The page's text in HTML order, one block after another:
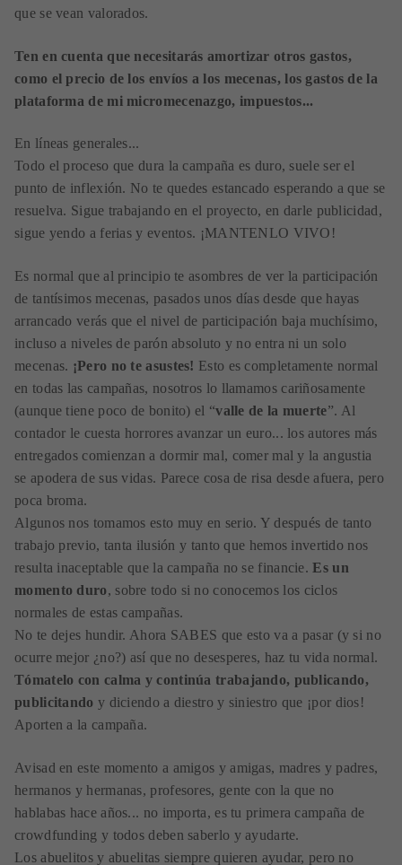
que se vean valorados.
Ten en cuenta que necesitarás amortizar otros gastos,
como el precio de los envíos a los mecenas, los gastos de la
plataforma de mi micromecenazgo, impuestos...
En líneas generales...
Todo el proceso que dura la campaña es duro, suele ser el
punto de inflexión. No te quedes estancado esperando a que se
resuelva. Sigue trabajando en el proyecto, en darle publicidad,
sigue yendo a ferias y eventos. ¡MANTENLO VIVO!
Es normal que al principio te asombres de ver la participación
de tantísimos mecenas, pasados unos días desde que hayas
arrancado verás que el nivel de participación baja muchísimo,
incluso a niveles de parón absoluto y no entra ni un solo
mecenas. ¡Pero no te asustes! Esto es completamente normal
en todas las campañas, nosotros lo llamamos cariñosamente
(aunque tiene poco de bonito) el “valle de la muerte”. Al
contador le cuesta horrores avanzar un euro... los autores más
entregados comienzan a dormir mal, comer mal y la angustia
se apodera de sus vidas. Parece cosa de risa desde afuera, pero
poca broma.
Algunos nos tomamos esto muy en serio. Y después de tanto
trabajo previo, tanta ilusión y tanto que hemos invertido nos
resulta inaceptable que la campaña no se financie.Es un
momento duro, sobre todo si no conocemos los ciclos
normales de estas campañas.
No te dejes hundir. Ahora SABES que esto va a pasar (y si no
ocurre mejor ¿no?) así que no desesperes, haz tu vida normal.
Tómatelo con calma y continúa trabajando, publicando,
publicitando y diciendo a diestro y siniestro que ¡por dios!
Aporten a la campaña.
Avisad en este momento a amigos y amigas, madres y padres,
hermanos y hermanas, profesores, gente con la que no
hablabas hace años... no importa, es tu primera campaña de
crowdfunding y todos deben saberlo y ayudarte.
Los abuelitos y abuelitas siempre quieren ayudar, pero no